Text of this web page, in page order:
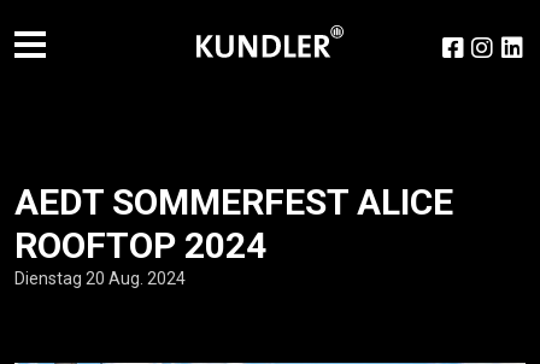
AEDT SOMMERFEST ALICE
ROOFTOP 2024
Dienstag 20 Aug. 2024